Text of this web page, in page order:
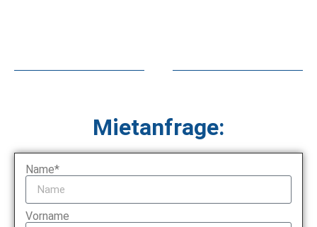
Mietanfrage:
Name*
Vorname